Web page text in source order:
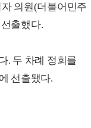
의원(더불어민주
출했다.
. 두 차례 정회를
선출됐다.